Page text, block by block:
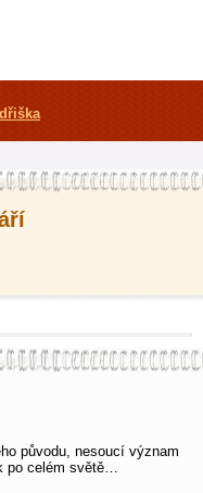
původu, nesoucí význam
po celém světě…